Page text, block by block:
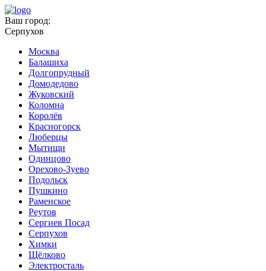
Ваш город:
Серпухов
Москва
Балашиха
Долгопрудный
Домодедово
Жуковский
Коломна
Королёв
Красногорск
Люберцы
Мытищи
Одинцово
Орехово-Зуево
Подольск
Пушкино
Раменское
Реутов
Сергиев Посад
Серпухов
Химки
Щёлково
Электросталь